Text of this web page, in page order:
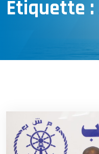
Étiquette :